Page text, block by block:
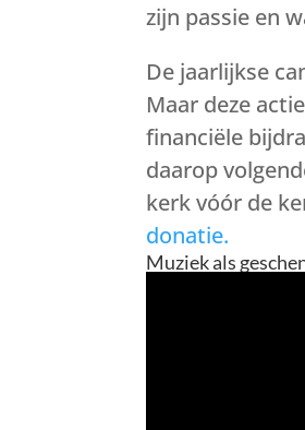
zijn passie en
De jaarlijkse
Maar deze
financiële
daarop
kerk vóór de
donatie.
Muziek als